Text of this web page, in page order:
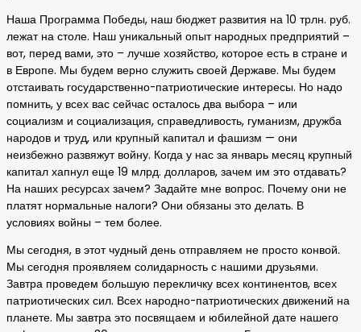
Наша Программа Победы, наш бюджет развития на 10 трлн. руб.
лежат на столе. Наш уникальный опыт народных предприятий –
вот, перед вами, это – лучше хозяйство, которое есть в стране и
в Европе. Мы будем верно служить своей Державе. Мы будем
отстаивать государственно-патриотические интересы. Но надо
помнить, у всех вас сейчас осталось два выбора – или
социализм и социализация, справедливость, гуманизм, дружба
народов и труд, или крупный капитал и фашизм — они
неизбежно развяжут войну. Когда у нас за январь месяц крупный
капитал хапнул еще 19 млрд. долларов, зачем им это отдавать?
На наших ресурсах зачем? Задайте мне вопрос. Почему они не
платят нормальные налоги? Они обязаны это делать. В
условиях войны – тем более.
Мы сегодня, в этот чудный день отправляем не просто конвой.
Мы сегодня проявляем солидарность с нашими друзьями.
Завтра проведем большую перекличку всех континентов, всех
патриотических сил. Всех народно-патриотических движений на
планете. Мы завтра это посвящаем и юбилейной дате нашего